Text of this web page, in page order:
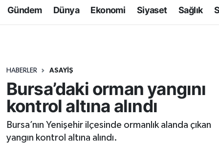
Gündem Dünya Ekonomi Siyaset Sağlık
HABERLER ASAYIŞ
Bursa’daki orman yangını
kontrol altına alındı
Bursa’nın Yenişehir ilçesinde ormanlık alanda çıkan
yangın kontrol altına alındı.
Dünya
Ekonomi
Gündem
Kültür-Sanat
Tüm Manşetler
Haber Arşivi